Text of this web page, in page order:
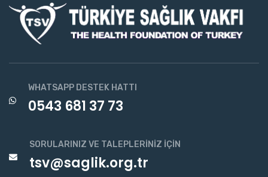
WHATSAPP DESTEK HATTI
0543 681 37 73
SORULARINIZ VE TALEPLERINIZ İÇIN
tsv@saglik.org.tr